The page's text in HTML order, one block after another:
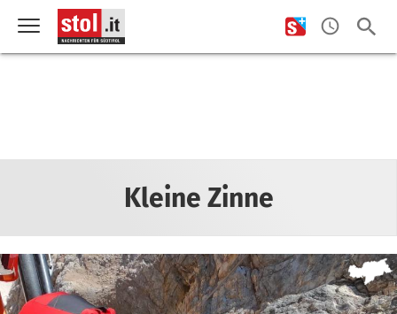
Kleine Zinne